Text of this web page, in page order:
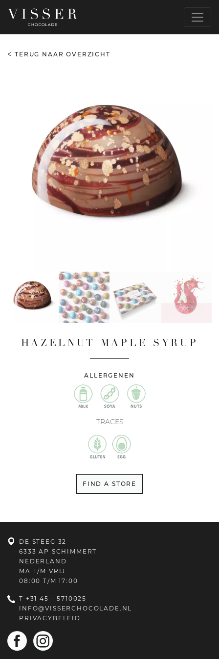
TERUG NAAR OVERZICHT
HAZELNUT MAPLE SYRUP
ALLERGENEN
TRACES
FIND A STORE
DE STEEG 32
6333 AP SCHIMMERT
NEDERLAND
MA T/M VRIJ
08:00 T/M 17:00
T +31 45 - 5710025
INFO@VISSERCHOCOLADE.NL
PRIVACYBELEID